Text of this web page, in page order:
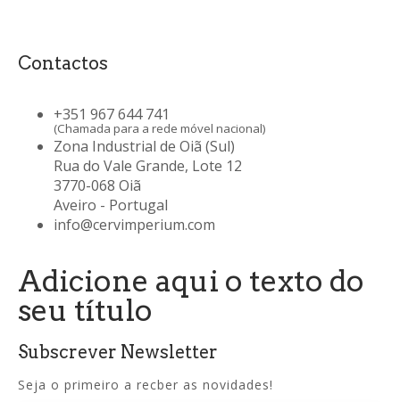
Contactos
+351 967 644 741
(Chamada para a rede móvel nacional)
Zona Industrial de Oiã (Sul)
Rua do Vale Grande, Lote 12
3770-068 Oiã
Aveiro - Portugal
info@cervimperium.com
Adicione aqui o texto do
seu título
Subscrever Newsletter
Seja o primeiro a recber as novidades!